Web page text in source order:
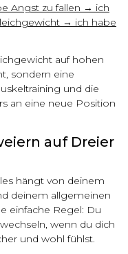
Angst zu fallen → ich
→ ich habe
auf hohen
sondern eine
und die
an eine neue Position
auf Dreier
hängt von deinem
deinem allgemeinen
einfache Regel: Du
wenn du dich
und wohl fühlst.